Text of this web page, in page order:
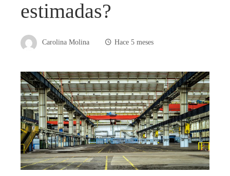
estimadas?
Carolina Molina Hace 5 meses